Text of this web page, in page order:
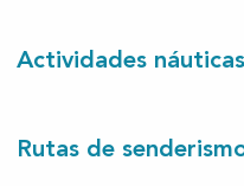
Actividades náuticas
Rutas de